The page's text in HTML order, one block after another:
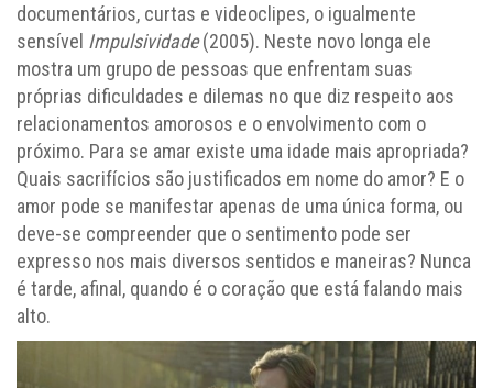
documentários, curtas e videoclipes, o igualmente
sensível Impulsividade(2005). Neste novo longa ele
mostra um grupo de pessoas que enfrentam suas
próprias dificuldades e dilemas no que diz respeito aos
relacionamentos amorosos e o envolvimento com o
próximo. Para se amar existe uma idade mais apropriada?
Quais sacrifícios são justificados em nome do amor? E o
amor pode se manifestar apenas de uma única forma, ou
deve-se compreender que o sentimento pode ser
expresso nos mais diversos sentidos e maneiras? Nunca
é tarde, afinal, quando é o coração que está falando mais
alto.